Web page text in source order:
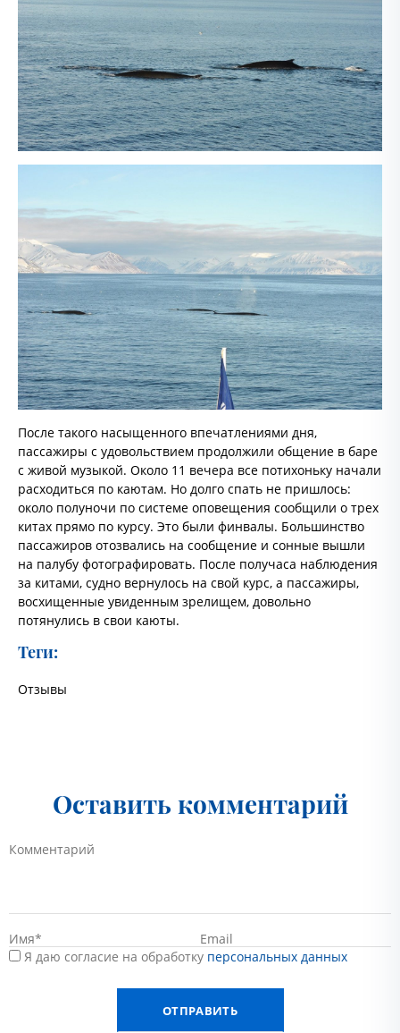
После такого насыщенного впечатлениями дня,
пассажиры с удовольствием продолжили общение в баре
с живой музыкой. Около 11 вечера все потихоньку начали
расходиться по каютам. Но долго спать не пришлось:
около полуночи по системе оповещения сообщили о трех
китах прямо по курсу. Это были финвалы. Большинство
пассажиров отозвались на сообщение и сонные вышли
на палубу фотографировать. После получаса наблюдения
за китами, судно вернулось на свой курс, а пассажиры,
восхищенные увиденным зрелищем, довольно
потянулись в свои каюты.
Теги:
Отзывы
Оставить комментарий
Я даю согласие на обработку персональных данных